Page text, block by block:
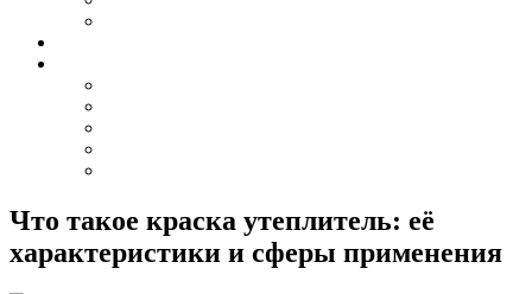
Что такое краска утеплитель: её
характеристики и сферы применения